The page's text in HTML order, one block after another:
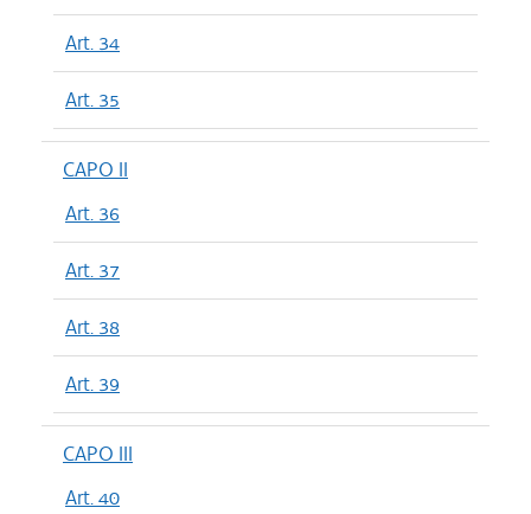
Art. 34
Art. 35
CAPO II
Art. 36
Art. 37
Art. 38
Art. 39
CAPO III
Art. 40